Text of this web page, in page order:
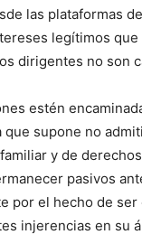
las plataformas
legítimos
dirigentes no son
estén
supone no
y de
pasivos
por el hecho de
injerencias en su